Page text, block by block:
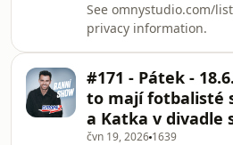
See omnystudio.com/
privacy information.
#171 - Pátek -
to mají fotbalisté
a Katka v divadle
čvn 19, 2026 1639